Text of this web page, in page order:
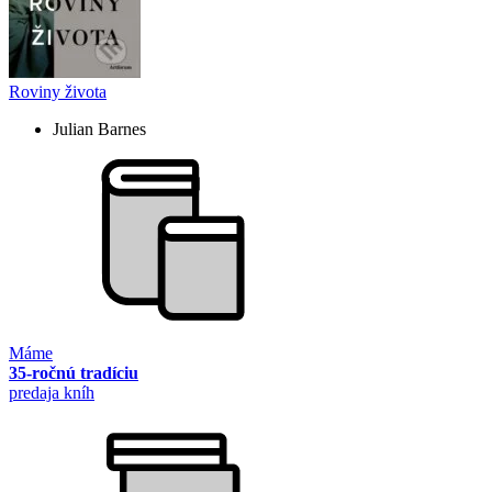
Roviny života
Julian Barnes
Máme
35-ročnú tradíciu
predaja kníh